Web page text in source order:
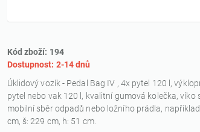
Kód zboží: 194
Dostupnost: 2-14 dnů
Úklidový vozík - Pedal Bag IV , 4x pytel 120 l,
pytel nebo vak 120 l, kvalitní gumová kolečka,
mobilní sběr odpadů nebo ložního prádla,
cm, š: 229 cm, h: 51 cm.